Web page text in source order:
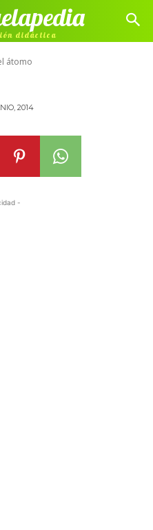
didáctica
átomo
átomo
2014
-